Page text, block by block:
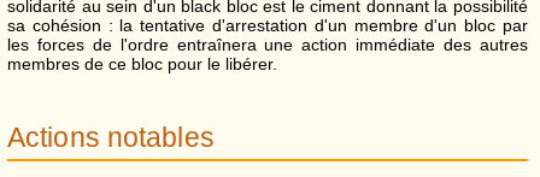
solidarité au sein d'un black bloc est le ciment donnant la possibilité
sa cohésion : la tentative d'arrestation d'un membre d'un bloc par
les forces de l'ordre entraînera une action immédiate des autres
membres de ce bloc pour le libérer.
Actions notables